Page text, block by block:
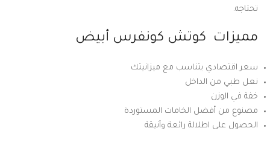
مميزات كوتش كونفرس أبيض
سعر اقتصادي يتناسب مع ميزانيتك
نعل طبي من الداخل
خفة في الوزن
مصنوع من أفضل الخامات المستوردة
الحصول على اطلالة رائعة وأنيقة